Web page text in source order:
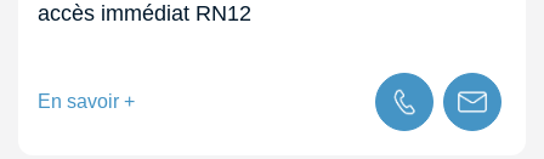
accès immédiat RN12
En savoir +